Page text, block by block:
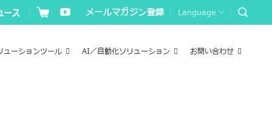
メールマガジン登録 Language
ューションツール AI／自動化ソリューション お問い合わせ